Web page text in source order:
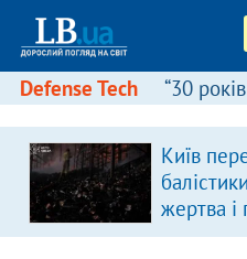
Defense Tech “30
Київ
жертва і